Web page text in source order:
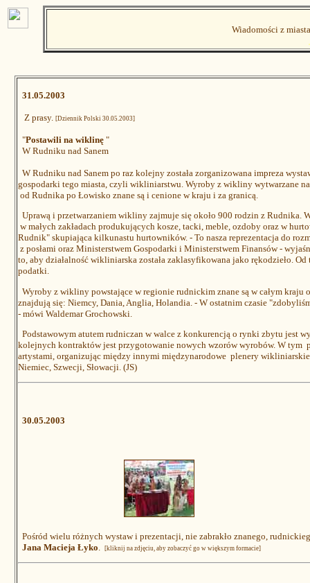
Wiadomości z
31.05.2003
Z prasy. [Dziennik Polski 30.05.2003]
"Postawili na wiklinę "
W Rudniku nad Sanem
W Rudniku nad Sanem po raz kolejny została zorganizowana impreza
gospodarki tego miasta, czyli wikliniarstwu. Wyroby z wikliny wytwarzane na
od Rudnika po Łowisko znane są i cenione w kraju i za granicą.
Uprawą i przetwarzaniem wikliny zajmuje się około 900 rodzin z Rudnika.
w małych zakładach produkujących kosze, tacki, meble, ozdoby oraz w
Rudnik" skupiająca kilkunastu hurtowników. - To nasza reprezentacja do
z posłami oraz Ministerstwem Gospodarki i Ministerstwem Finansów -
to, aby działalność wikliniarska została zaklasyfikowana jako rękodzieło.
podatki.
Wyroby z wikliny powstające w regionie rudnickim znane są w całym
znajdują się: Niemcy, Dania, Anglia, Holandia. - W ostatnim czasie
- mówi Waldemar Grochowski.
Podstawowym atutem rudniczan w walce z konkurencją o rynki zbytu jest
kolejnych kontraktów jest przygotowanie nowych wzorów wyrobów. W tym
artystami, organizując między innymi międzynarodowe plenery
Niemiec, Szwecji, Słowacji. (JS)
30.05.2003
Pośród wielu różnych wystaw i prezentacji, nie zabrakło znanego,
Jana Macieja Łyko
[kliknij na zdjęciu, aby zobaczyć go w większym formacie]